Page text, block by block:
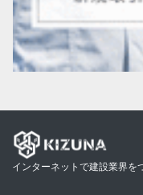
インターネットで建設業界を